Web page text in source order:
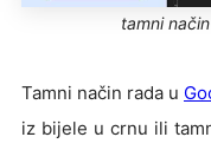
tamni
Tamni način rada u
iz bijele u crnu ili